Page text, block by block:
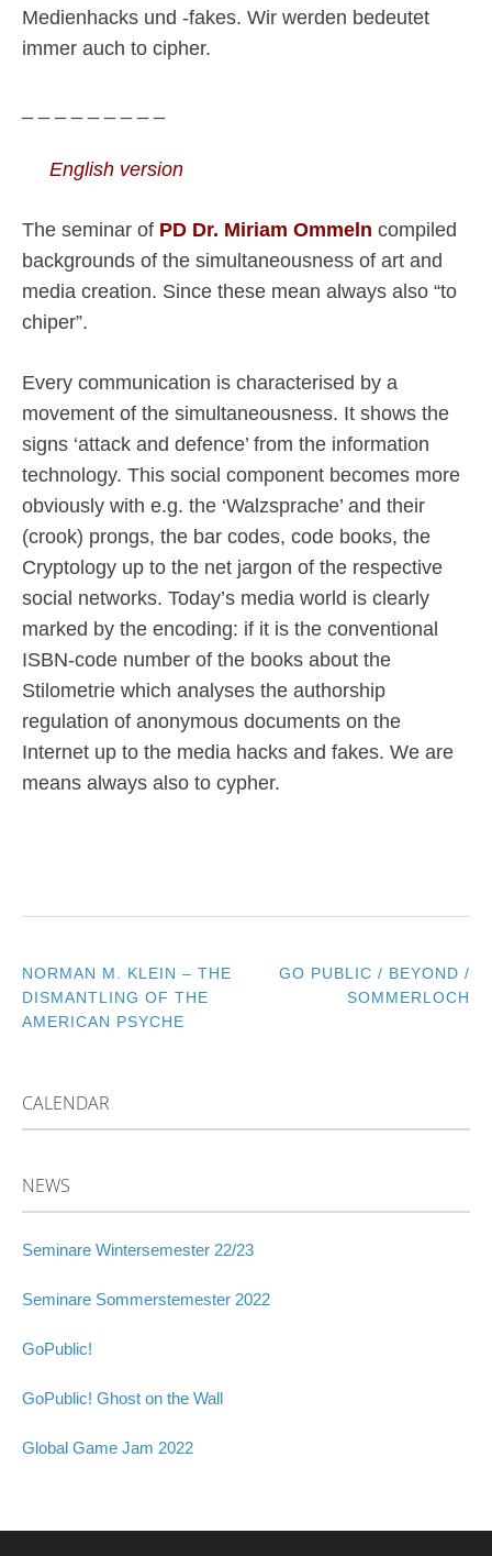
Medienhacks und -fakes. Wir werden bedeutet
immer auch to cipher.
English version
The seminar of PD Dr. Miriam Ommeln compiled
backgrounds of the simultaneousness of art and
media creation. Since these mean always also “to
chiper”.
Every communication is characterised by a
movement of the simultaneousness. It shows the
signs ‘attack and defence’ from the information
technology. This social component becomes more
obviously with e.g. the ‘Walzsprache’ and their
(crook) prongs, the bar codes, code books, the
Cryptology up to the net jargon of the respective
social networks. Today’s media world is clearly
marked by the encoding: if it is the conventional
ISBN-code number of the books about the
Stilometrie which analyses the authorship
regulation of anonymous documents on the
Internet up to the media hacks and fakes. We are
means always also to cypher.
POST
NORMAN M. KLEIN – THE
DISMANTLING OF THE
AMERICAN PSYCHE
GO PUBLIC / BEYOND /
SOMMERLOCH
CALENDAR
NEWS
Seminare Wintersemester 22/23
Seminare Sommerstemester 2022
GoPublic!
GoPublic! Ghost on the Wall
Global Game Jam 2022